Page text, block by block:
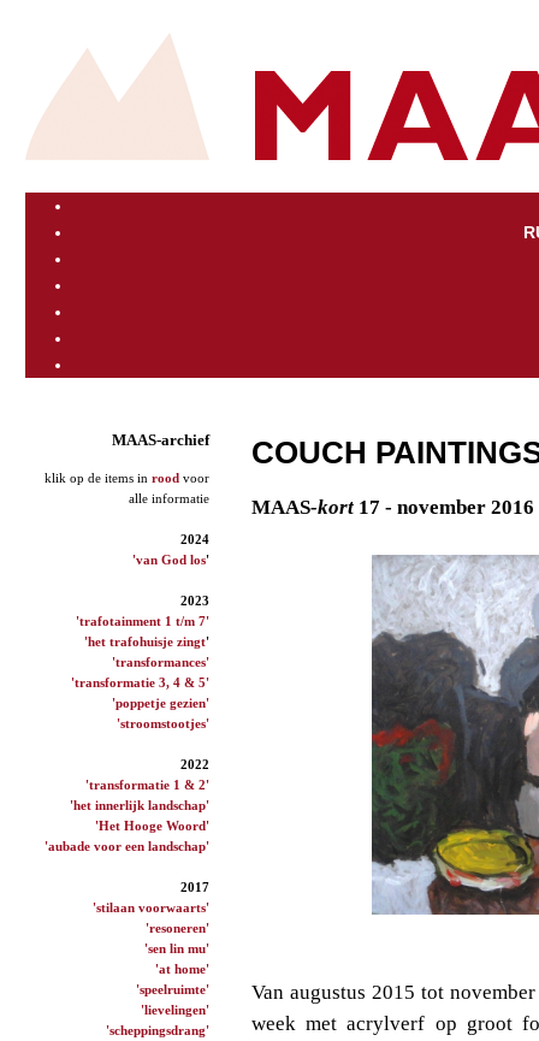
MAAS-archief
klik op de items in rood voor
alle informatie
2024
'van God los'
2023
'trafotainment 1 t/m 7'
'het trafohuisje zingt'
'transformances'
'transformatie 3, 4 & 5'
'poppetje gezien'
'stroomstootjes'
2022
'transformatie 1 & 2'
'het innerlijk landschap'
'Het Hooge Woord'
'aubade voor een landschap'
2017
'stilaan voorwaarts'
'resoneren'
'sen lin mu'
'at home'
'speelruimte'
'lievelingen'
'scheppingsdrang'
COUCH
MAAS-kort 17 - november 2016
Van augustus 2015 tot
week met acrylverf op groot